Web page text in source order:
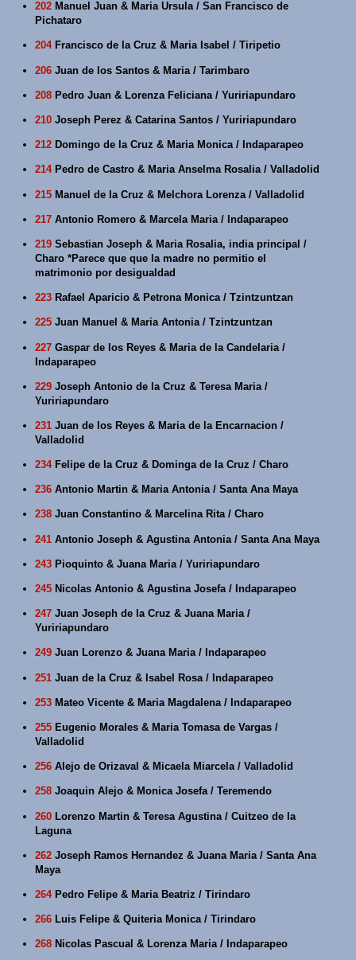
202 Manuel Juan & Maria Ursula / San Francisco de
Pichataro
204Francisco de la Cruz & Maria Isabel / Tiripetio
206 Juan de los Santos & Maria / Tarimbaro
208 Pedro Juan & Lorenza Feliciana / Yuririapundaro
210 Joseph Perez & Catarina Santos / Yuririapundaro
212 Domingo de la Cruz & Maria Monica / Indaparapeo
214Pedro de Castro & Maria Anselma Rosalia / Valladolid
215 Manuel de la Cruz & Melchora Lorenza / Valladolid
217 Antonio Romero & Marcela Maria / Indaparapeo
219 Sebastian Joseph & Maria Rosalia, india principal /
Charo *Parece que que la madre no permitio el
matrimonio por desigualdad
223 Rafael Aparicio & Petrona Monica / Tzintzuntzan
225 Juan Manuel & Maria Antonia / Tzintzuntzan
227 Gaspar de los Reyes & Maria de la Candelaria /
Indaparapeo
229 Joseph Antonio de la Cruz & Teresa Maria /
Yuririapundaro
231 Juan de los Reyes & Maria de la Encarnacion /
Valladolid
234Felipe de la Cruz & Dominga de la Cruz / Charo
236 Antonio Martin & Maria Antonia / Santa Ana Maya
238 Juan Constantino & Marcelina Rita / Charo
241 Antonio Joseph & Agustina Antonia / Santa Ana Maya
243 Pioquinto & Juana Maria / Yuririapundaro
245 Nicolas Antonio & Agustina Josefa / Indaparapeo
247 Juan Joseph de la Cruz & Juana Maria /
Yuririapundaro
249 Juan Lorenzo & Juana Maria / Indaparapeo
251 Juan de la Cruz & Isabel Rosa / Indaparapeo
253 Mateo Vicente & Maria Magdalena / Indaparapeo
255 Eugenio Morales & Maria Tomasa de Vargas /
Valladolid
256 Alejo de Orizaval & Micaela Miarcela / Valladolid
258 Joaquin Alejo & Monica Josefa / Teremendo
260 Lorenzo Martin & Teresa Agustina / Cuitzeo de la
Laguna
262 Joseph Ramos Hernandez & Juana Maria / Santa Ana
Maya
264Pedro Felipe & Maria Beatriz / Tirindaro
266 Luis Felipe & Quiteria Monica / Tirindaro
268 Nicolas Pascual & Lorenza Maria / Indaparapeo